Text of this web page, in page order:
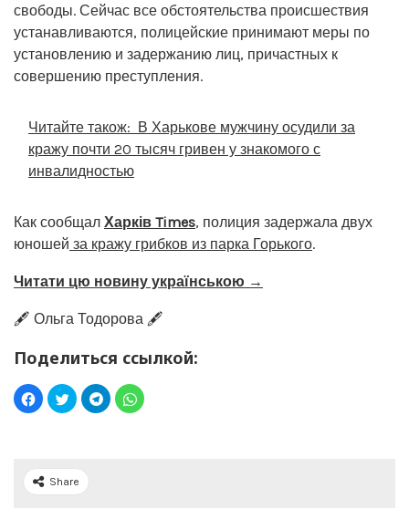
свободы. Сейчас все обстоятельства происшествия
устанавливаются, полицейские принимают меры по
установлению и задержанию лиц, причастных к
совершению преступления.
Читайте також: В Харькове мужчину осудили за
кражу почти 20 тысяч гривен у знакомого с
инвалидностью
Как сообщал Харків Times, полиция задержала двух
юношей за кражу грибков из парка Горького.
Читати цю новину українською →
🖋️ Ольга Тодорова 🖋️
Поделиться ссылкой:
Share